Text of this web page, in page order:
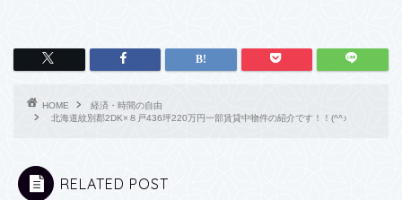
HOME
経済・時間の自由
北海道紋別郡2DK×８戸436坪220万円一部賃貸中物件の紹介です！！(^^♪
RELATED POST